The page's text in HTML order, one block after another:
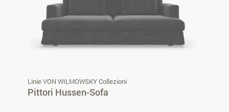
Linie VON WILMOWSKY Collezioni
Pittori Hussen-Sofa